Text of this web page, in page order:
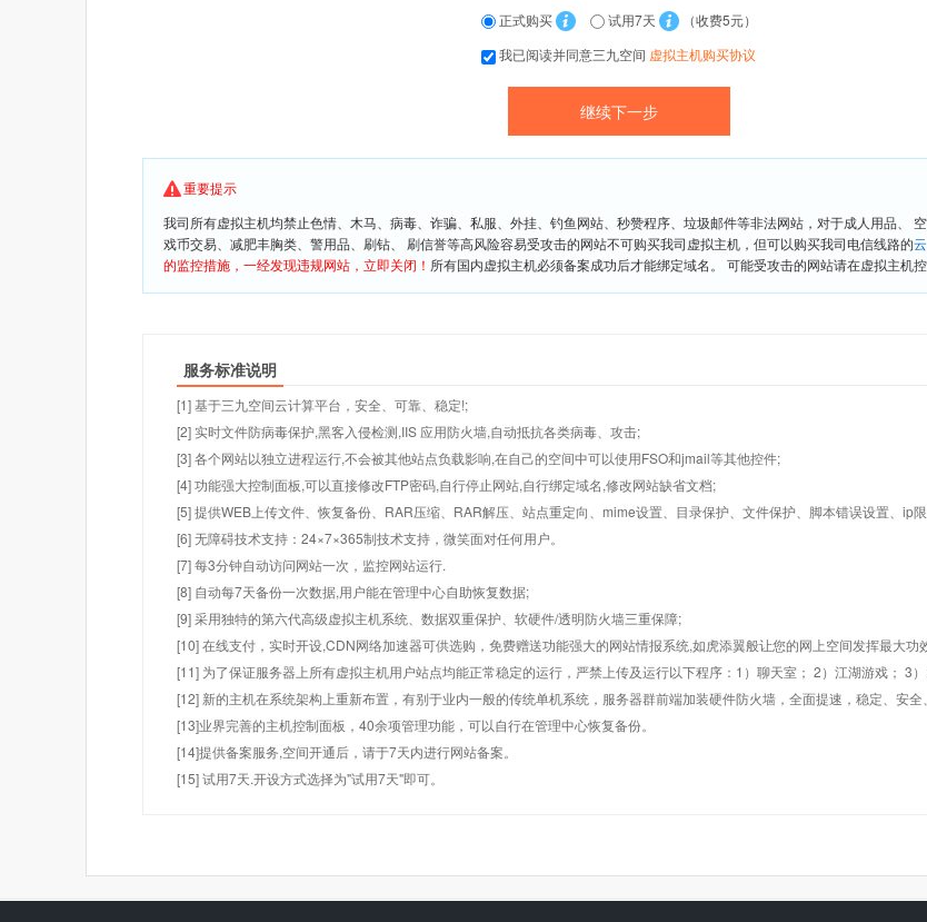
正式购买 试用7天
（收费5元）
我已阅读并同意三九空间 虚拟主机购买协议
重要提示
我司所有虚拟主机均禁止色情、木马、病毒、诈骗、私服、外挂、钓鱼网站、秒赞程序、垃圾邮件等非法网站，对于成人用品、
戏币交易、减肥丰胸类、警用品、刷钻、 刷信誉等高风险容易受攻击的网站不可购买我司虚拟主机，但可以购买我司电信线路的
的监控措施，一经发现违规网站，立即关闭！ 所有国内虚拟主机必须备案成功后才能绑定域名。 可能受攻击的网站请在虚拟主机
服务标准说明
[1] 基于三九空间云计算平台，安全、可靠、稳定!;
[2] 实时文件防病毒保护,黑客入侵检测,IIS 应用防火墙,自动抵抗各类病毒、攻击;
[3] 各个网站以独立进程运行,不会被其他站点负载影响,在自己的空间中可以使用FSO和jmail等其他控件;
[4] 功能强大控制面板,可以直接修改FTP密码,自行停止网站,自行绑定域名,修改网站缺省文档;
[5] 提供WEB上传文件、恢复备份、RAR压缩、RAR解压、站点重定向、mime设置、目录保护、文件保护、脚本错误设置、ip
[6] 无障碍技术支持：24×7×365制技术支持，微笑面对任何用户。
[7] 每3分钟自动访问网站一次，监控网站运行.
[8] 自动每7天备份一次数据,用户能在管理中心自助恢复数据;
[9] 采用独特的第六代高级虚拟主机系统、数据双重保护、软硬件/透明防火墙三重保障;
[10] 在线支付，实时开设,CDN网络加速器可供选购，免费赠送功能强大的网站情报系统,如虎添翼般让您的网上空间发挥最大功
[11] 为了保证服务器上所有虚拟主机用户站点均能正常稳定的运行，严禁上传及运行以下程序：1）聊天室； 2）江湖游戏； 3
[12] 新的主机在系统架构上重新布置，有别于业内一般的传统单机系统，服务器群前端加装硬件防火墙，全面提速，稳定、安
[13]业界完善的主机控制面板，40余项管理功能，可以自行在管理中心恢复备份。
[14]提供备案服务,空间开通后，请于7天内进行网站备案。
[15] 试用7天.开设方式选择为"试用7天"即可。